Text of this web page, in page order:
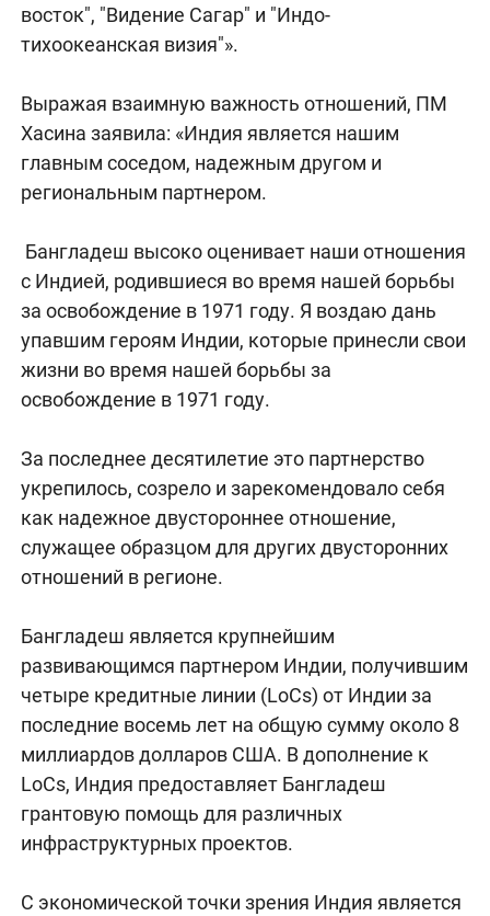
восток", "Видение Сагар" и "Индо-
тихоокеанская визия"».
Выражая взаимную важность отношений, ПМ
Хасина заявила: «Индия является нашим
главным соседом, надежным другом и
региональным партнером.
Бангладеш высоко оценивает наши отношения
с Индией, родившиеся во время нашей борьбы
за освобождение в 1971 году. Я воздаю дань
упавшим героям Индии, которые принесли свои
жизни во время нашей борьбы за
освобождение в 1971 году.
За последнее десятилетие это партнерство
укрепилось, созрело и зарекомендовало себя
как надежное двустороннее отношение,
служащее образцом для других двусторонних
отношений в регионе.
Бангладеш является крупнейшим
развивающимся партнером Индии, получившим
четыре кредитные линии (LoCs) от Индии за
последние восемь лет на общую сумму около 8
миллиардов долларов США. В дополнение к
LoCs, Индия предоставляет Бангладеш
грантовую помощь для различных
инфраструктурных проектов.
С экономической точки зрения Индия является